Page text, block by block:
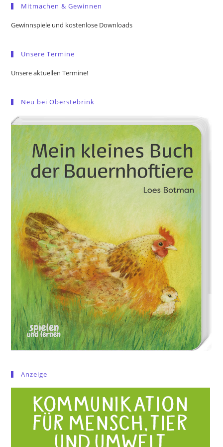
Mitmachen & Gewinnen
Gewinnspiele und kostenlose Downloads
Unsere Termine
Unsere aktuellen Termine!
Neu bei Oberstebrink
Anzeige